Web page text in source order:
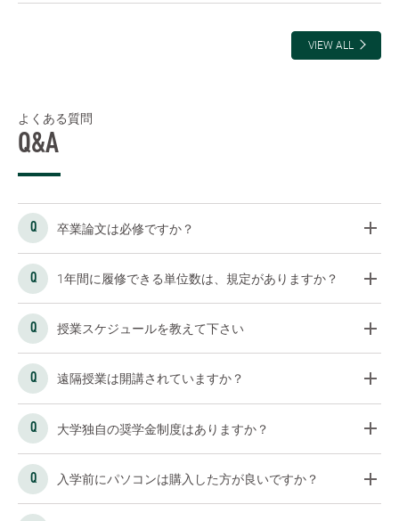
VIEW ALL
よくある質問
Q&A
卒業論文は必修ですか？
1年間に履修できる単位数は、規定がありますか？
授業スケジュールを教えて下さい
遠隔授業は開講されていますか？
大学独自の奨学金制度はありますか？
入学前にパソコンは購入した方が良いですか？